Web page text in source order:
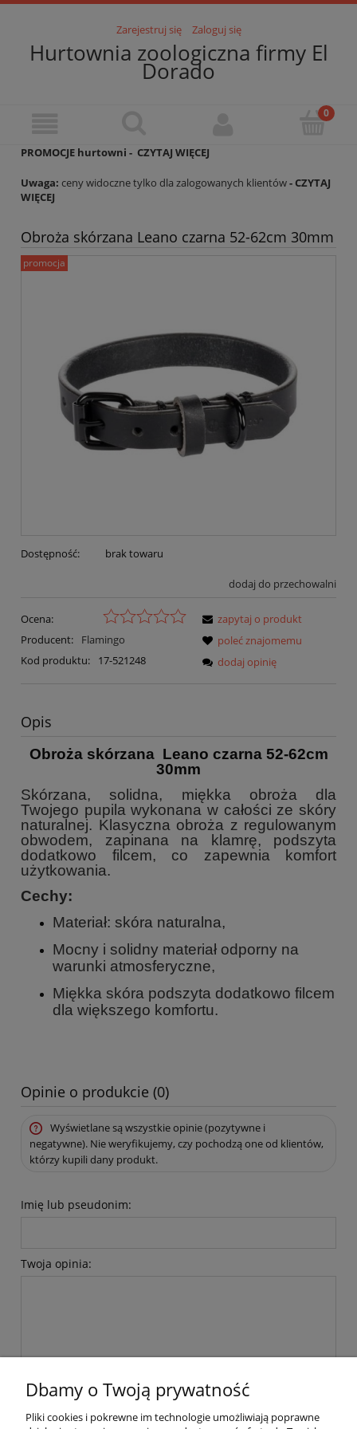
Zarejestruj się Zaloguj się
Hurtownia zoologiczna firmy El
Dorado
PROMOCJE hurtowni - CZYTAJ WIĘCEJ
Uwaga: ceny widoczne tylko dla zalogowanych klientów- CZYTAJ
WIĘCEJ
Obroża skórzana Leano czarna 52-62cm 30mm
promocja
Dostępność: brak towaru
dodaj do przechowalni
Ocena:
Producent:
Flamingo
Kod produktu:
17-521248
zapytaj o produkt
poleć znajomemu
dodaj opinię
Opis
Obroża skórzana Leano czarna 52-62cm
30mm
Skórzana, solidna, miękka obroża dla
Twojego pupila wykonana w całości ze skóry
naturalnej. Klasyczna obroża z regulowanym
obwodem, zapinana na klamrę, podszyta
dodatkowo filcem, co zapewnia komfort
użytkowania.
Cechy:
Materiał: skóra naturalna,
Mocny i solidny materiał odporny na
warunki atmosferyczne,
Miękka skóra podszyta dodatkowo filcem
dla większego komfortu.
Opinie o produkcie (0)
Wyświetlane są wszystkie opinie (pozytywne i
negatywne). Nie weryfikujemy, czy pochodzą one od klientów,
którzy kupili dany produkt.
Imię lub pseudonim:
Twoja opinia:
Dbamy o Twoją prywatność
Pliki cookies i pokrewne im technologie umożliwiają poprawne